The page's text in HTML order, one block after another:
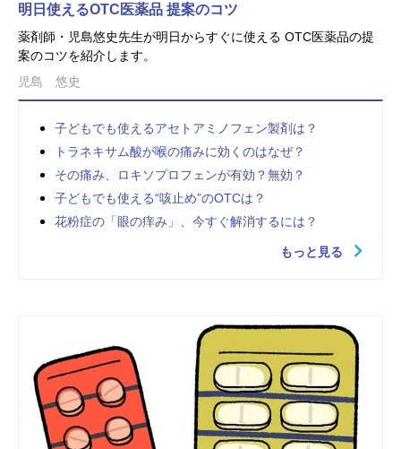
明日使えるOTC医薬品 提案のコツ
薬剤師・児島悠史先生が明日からすぐに使える OTC医薬品の提
案のコツを紹介します。
児島 悠史
子どもでも使えるアセトアミノフェン製剤は？
トラネキサム酸が喉の痛みに効くのはなぜ？
その痛み、ロキソプロフェンが有効？無効？
子どもでも使える“咳止め”のOTCは？
花粉症の「眼の痒み」、今すぐ解消するには？
もっと見る